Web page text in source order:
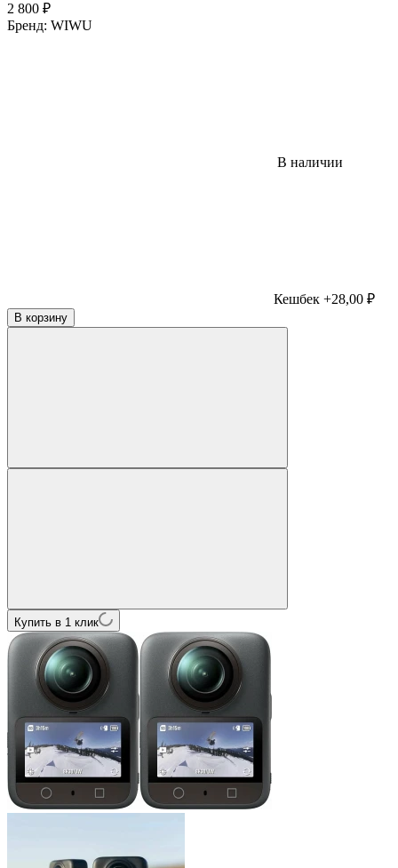
2 800 ₽
Бренд: WIWU
В наличии
Кешбек +28,00 ₽
В корзину
Купить в 1 клик